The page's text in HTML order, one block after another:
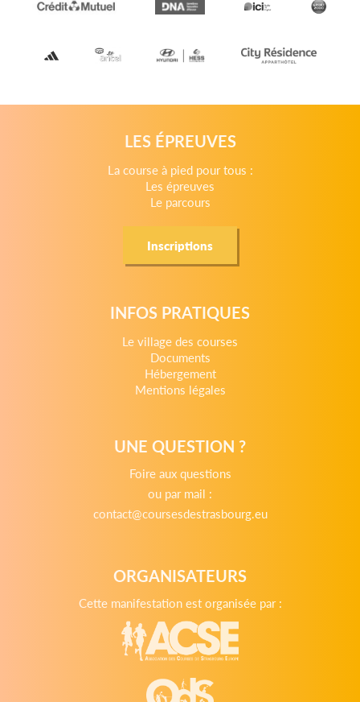
LES ÉPREUVES
La course à pied pour tous :
Les épreuves
Le parcours
Inscriptions
INFOS PRATIQUES
Le village des courses
Documents
Hébergement
Mentions légales
UNE QUESTION ?
Foire aux questions
ou par mail :
contact@coursesdestrasbourg.eu
ORGANISATEURS
Cette manifestation est organisée par :